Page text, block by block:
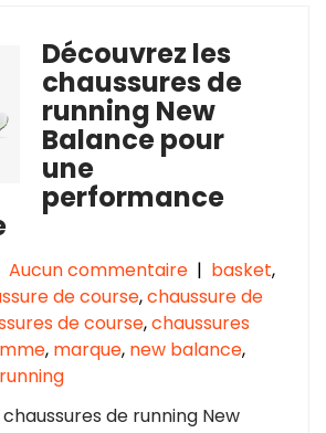
Découvrez les
chaussures de
running New
Balance pour
une
performance
Aucun commentaire | basket,
de course,chaussure de
de course,chaussures
, marque, new balance,
running
de running New